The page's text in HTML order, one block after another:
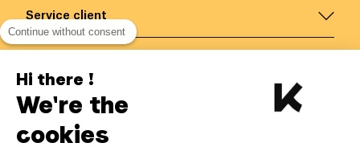
Service client
Belgique/FR
Continue without consent
Hi there !
We're the
cookies